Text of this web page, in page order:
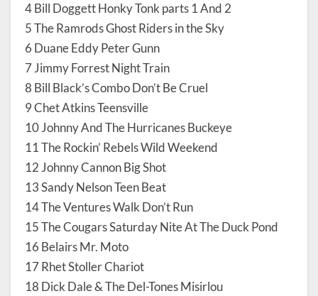
4 Bill Doggett Honky Tonk parts 1 And 2
5 The Ramrods Ghost Riders in the Sky
6 Duane Eddy Peter Gunn
7 Jimmy Forrest Night Train
8 Bill Black’s Combo Don’t Be Cruel
9 Chet Atkins Teensville
10 Johnny And The Hurricanes Buckeye
11 The Rockin’ Rebels Wild Weekend
12 Johnny Cannon Big Shot
13 Sandy Nelson Teen Beat
14 The Ventures Walk Don’t Run
15 The Cougars Saturday Nite At The Duck Pond
16 Belairs Mr. Moto
17 Rhet Stoller Chariot
18 Dick Dale & The Del-Tones Misirlou